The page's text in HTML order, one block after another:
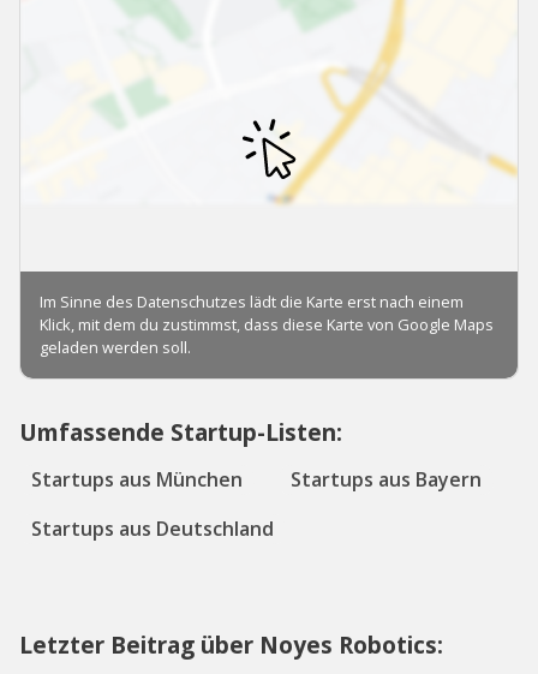
Umfassende Startup-Listen:
Startups aus München
Startups aus Bayern
Startups aus Deutschland
Letzter Beitrag über Noyes Robotics: